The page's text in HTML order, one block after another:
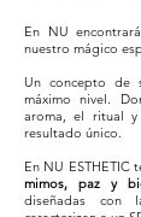
En NU
nuestro mágico
Un concepto de
máximo nivel.
aroma, el ritual
resultado único.
En NU ESTHETIC
mimos, paz y
diseñadas con